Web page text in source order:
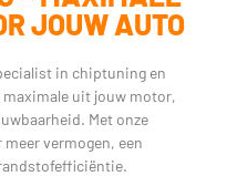
JOUW AUTO
in chiptuning en
maximale uit jouw motor,
Met onze
vermogen, een